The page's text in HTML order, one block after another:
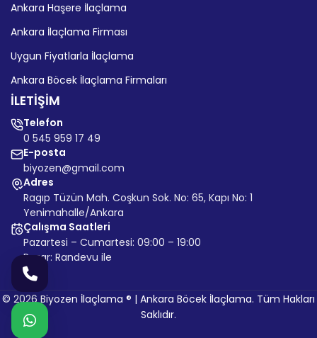
Ankara Haşere İlaçlama
Ankara İlaçlama Firması
Uygun Fiyatlarla İlaçlama
Ankara Böcek İlaçlama Firmaları
İLETİŞİM
Telefon
0 545 959 17 49
E-posta
biyozen@gmail.com
Adres
Ragıp Tüzün Mah. Coşkun Sok. No: 65, Kapı No: 1
Yenimahalle/Ankara
Çalışma Saatleri
Pazartesi – Cumartesi: 09:00 – 19:00
Pazar: Randevu ile
© 2026 Biyozen İlaçlama ® | Ankara Böcek İlaçlama. Tüm Hakları
Saklıdır.